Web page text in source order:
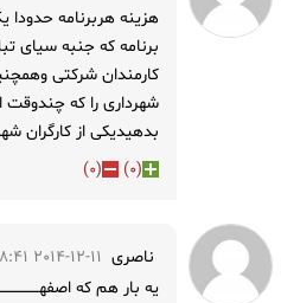
هزینه هربرنامه حدودا
برنامه که جنبه سیای
کارمندان شرکتی
شهرداری را که
بدهیدیکی از کارگران
(
0
)
(
0
)
ناصری 2014-12-11 18:48:41
یه بار هم که